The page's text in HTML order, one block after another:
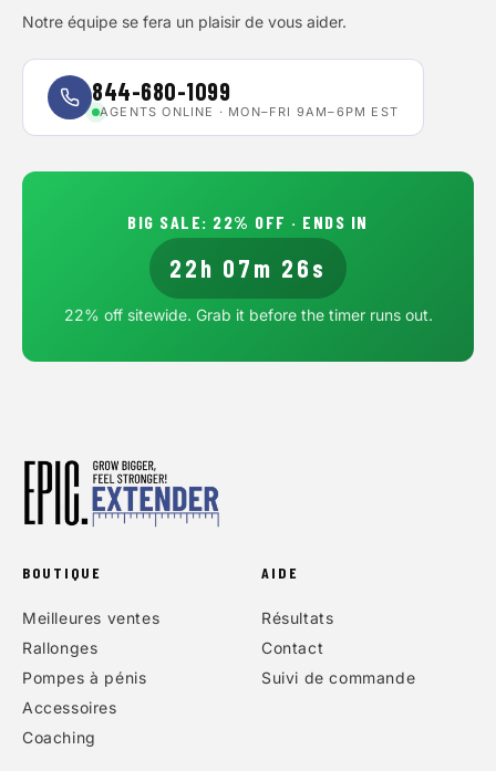
Notre équipe se fera un plaisir de vous aider.
844-680-1099
AGENTS ONLINE · MON–FRI 9AM–6PM EST
BIG SALE: 22% OFF · ENDS IN
22h 07m 26s
22% off sitewide. Grab it before the timer runs out.
BOUTIQUE
Meilleures ventes
Rallonges
Pompes à pénis
Accessoires
Coaching
AIDE
Résultats
Contact
Suivi de commande